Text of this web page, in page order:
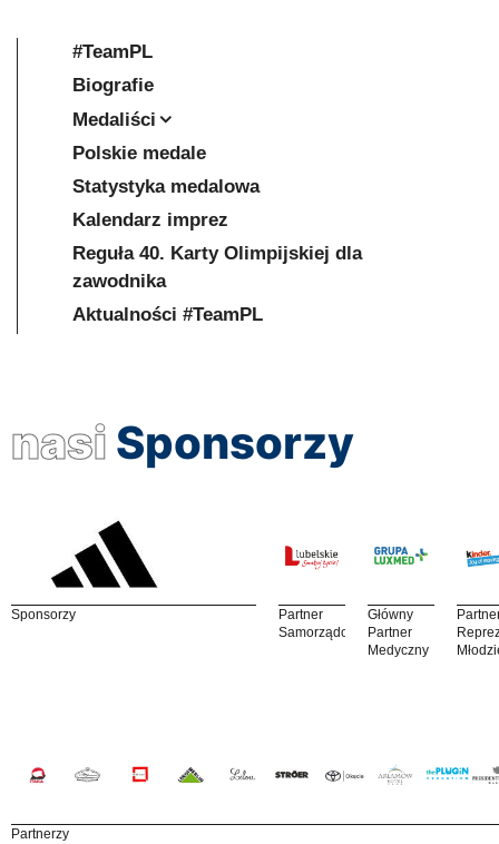
#TeamPL
Biografie
Medaliści
Polskie medale
Statystyka medalowa
Kalendarz imprez
Reguła 40. Karty Olimpijskiej dla
zawodnika
Aktualności #TeamPL
nasi Sponsorzy
Sponsorzy
Partner
Samorządowy
Główny
Partner
Medyczny
Partnerzy